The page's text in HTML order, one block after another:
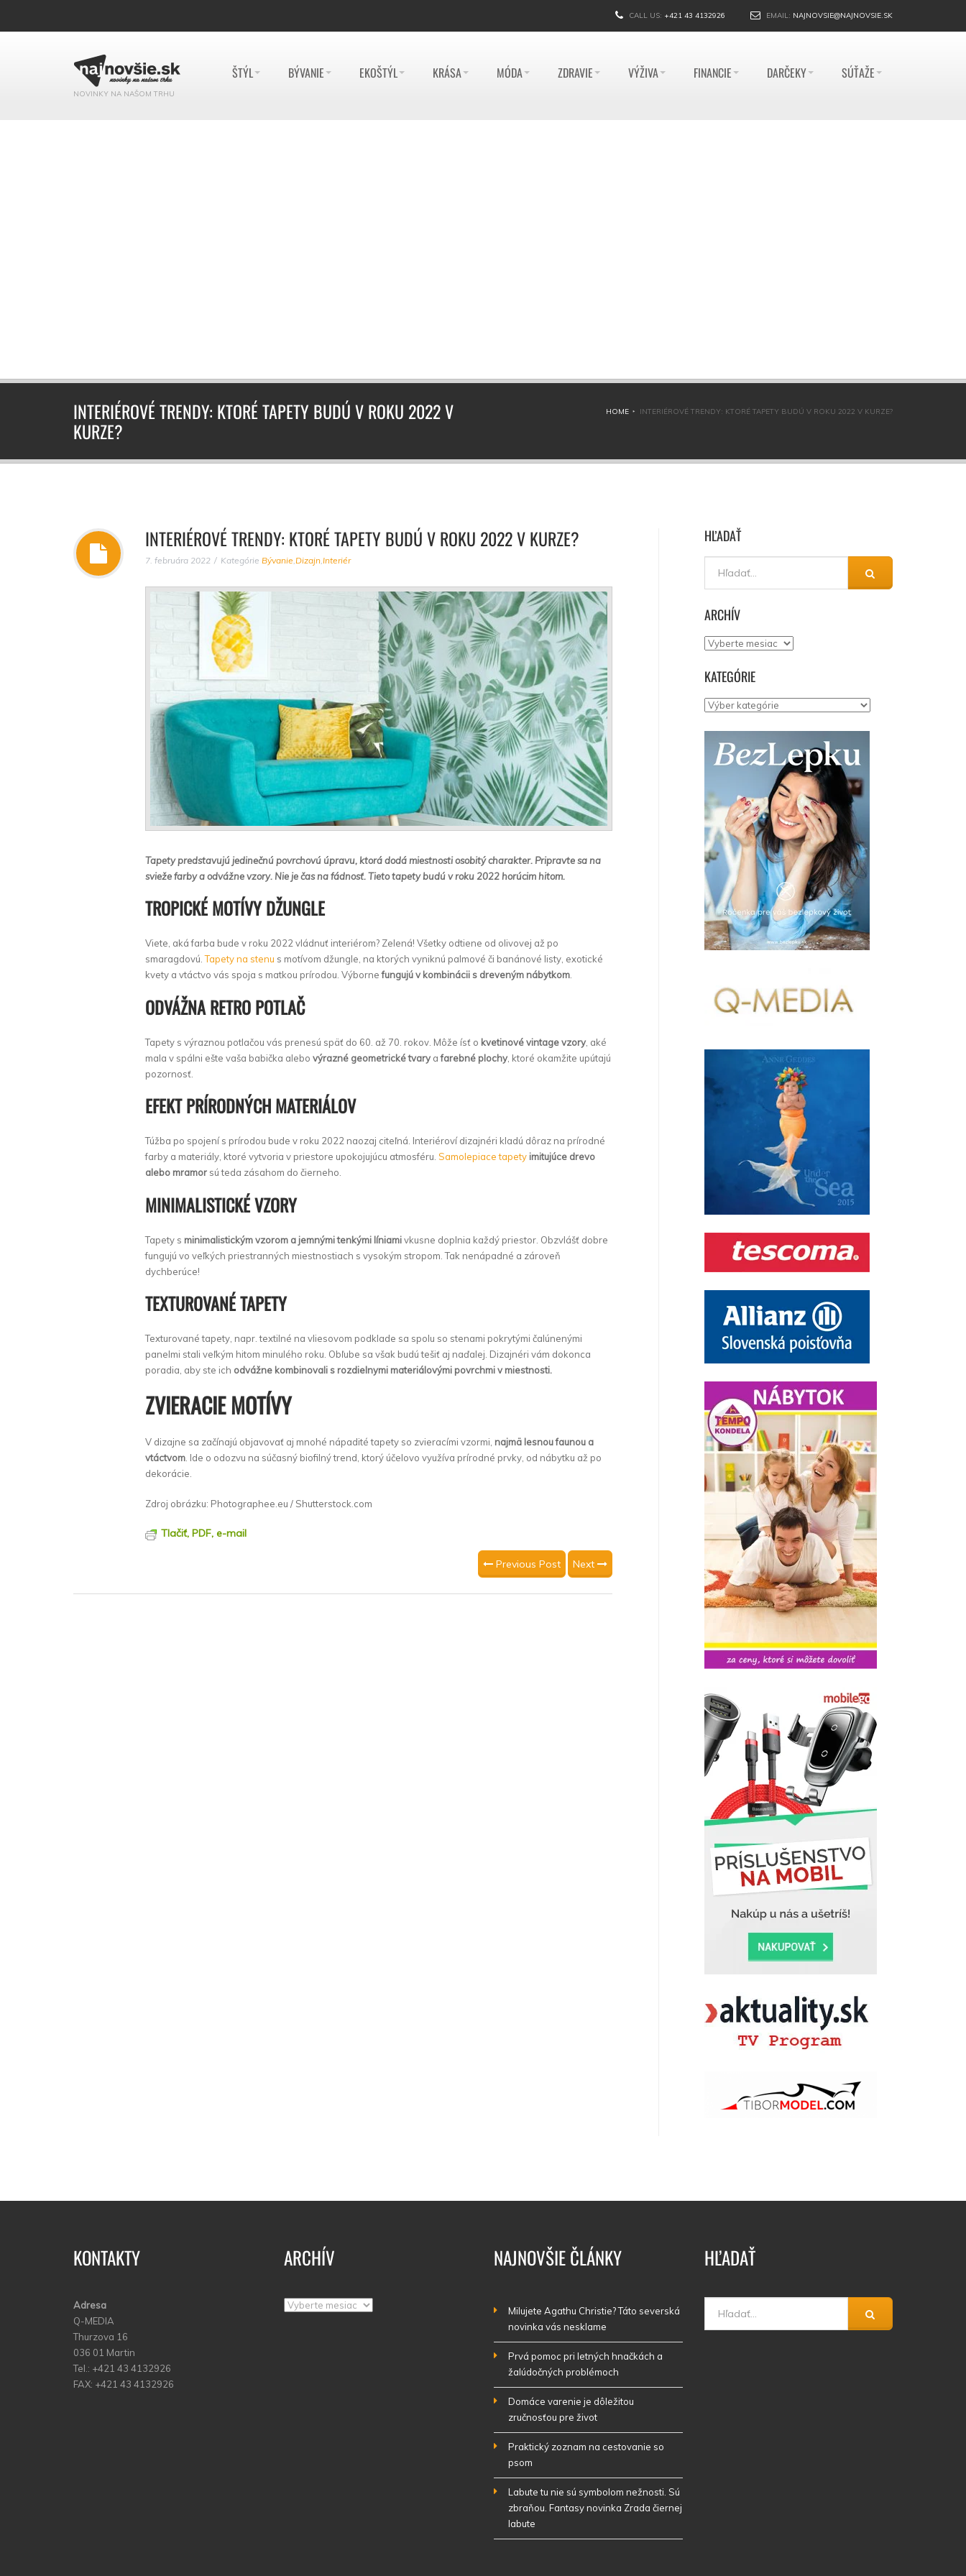
CALL US: +421 43 4132926 EMAIL: NAJNOVSIE@NAJNOVSIE.SK
NOVINKY NA NAŠOM TRHU
ŠTÝL BÝVANIE EKOŠTÝL KRÁSA MÓDA ZDRAVIE VÝŽIVA FINANCIE DARČEKY SÚŤAŽE
INTERIÉROVÉ TRENDY: KTORÉ TAPETY BUDÚ V ROKU 2022 V
KURZE?
HOME INTERIÉROVÉ TRENDY: KTORÉ TAPETY BUDÚ V ROKU 2022 V KURZE?
INTERIÉROVÉ TRENDY: KTORÉ TAPETY BUDÚ V ROKU 2022 V KURZE?
7. februára 2022 Kategórie Bývanie,Dizajn,Interiér
Tapety predstavujú jedinečnú povrchovú úpravu, ktorá dodá miestnosti osobitý charakter. Pripravte sa na
svieže farby a odvážne vzory. Nie je čas na fádnosť. Tieto tapety budú v roku 2022 horúcim hitom.
TROPICKÉ MOTÍVY DŽUNGLE
Viete, aká farba bude v roku 2022 vládnuť interiérom? Zelená! Všetky odtiene od olivovej až po
smaragdovú.Tapety na stenu s motívom džungle, na ktorých vyniknú palmové či banánové listy, exotické
kvety a vtáctvo vás spoja s matkou prírodou. Výbornefungujú v kombinácii s dreveným nábytkom.
ODVÁŽNA RETRO POTLAČ
Tapety s výraznou potlačou vás prenesú späť do 60. až 70. rokov. Môže ísť o kvetinové vintage vzory, aké
mala v spálni ešte vaša babička alebo výrazné geometrické tvaryafarebné plochy, ktoré okamžite upútajú
pozornosť.
EFEKT PRÍRODNÝCH MATERIÁLOV
Túžba po spojení s prírodou bude v roku 2022 naozaj citeľná. Interiéroví dizajnéri kladú dôraz na prírodné
farby a materiály, ktoré vytvoria v priestore upokojujúcu atmosféru. Samolepiace tapety imitujúce drevo
alebo mramor sú teda zásahom do čierneho.
MINIMALISTICKÉ VZORY
Tapety s minimalistickým vzorom a jemnými tenkými líniamivkusne doplnia každý priestor. Obzvlášť dobre
fungujú vo veľkých priestranných miestnostiach s vysokým stropom. Tak nenápadné a zároveň
dychberúce!
TEXTUROVANÉ TAPETY
Texturované tapety, napr. textilné na vliesovom podklade sa spolu so stenami pokrytými čalúnenými
panelmi stali veľkým hitom minulého roku. Obľube sa však budú tešiť aj naďalej. Dizajnéri vám dokonca
poradia, aby ste ich odvážne kombinovali s rozdielnymi materiálovými povrchmi v miestnosti.
ZVIERACIE MOTÍVY
V dizajne sa začínajú objavovať aj mnohé nápadité tapety so zvieracími vzormi, najmä lesnou faunou a
vtáctvom. Ide o odozvu na súčasný biofilný trend, ktorý účelovo využíva prírodné prvky, od nábytku až po
dekorácie.
Zdroj obrázku: Photographee.eu / Shutterstock.com
Tlačiť, PDF, e-mail
Previous Post Next
HĽADAŤ
ARCHÍV
Archív
KATEGÓRIE
Kategórie
KONTAKTY
Adresa
Q-MEDIA
Thurzova 16
036 01 Martin
Tel.: +421 43 4132926
FAX: +421 43 4132926
ARCHÍV
Archív
NAJNOVŠIE ČLÁNKY
Milujete Agathu Christie? Táto severská
novinka vás nesklame
Prvá pomoc pri letných hnačkách a
žalúdočných problémoch
Domáce varenie je dôležitou
zručnosťou pre život
Praktický zoznam na cestovanie so
psom
Labute tu nie sú symbolom nežnosti. Sú
zbraňou. Fantasy novinka Zrada čiernej
labute
HĽADAŤ